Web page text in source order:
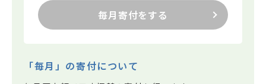
毎月寄付をする
「毎月」の寄付について